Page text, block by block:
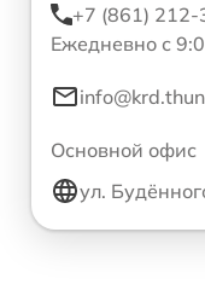
+7 (861)
Ежедневно с
Основной офис
ул.